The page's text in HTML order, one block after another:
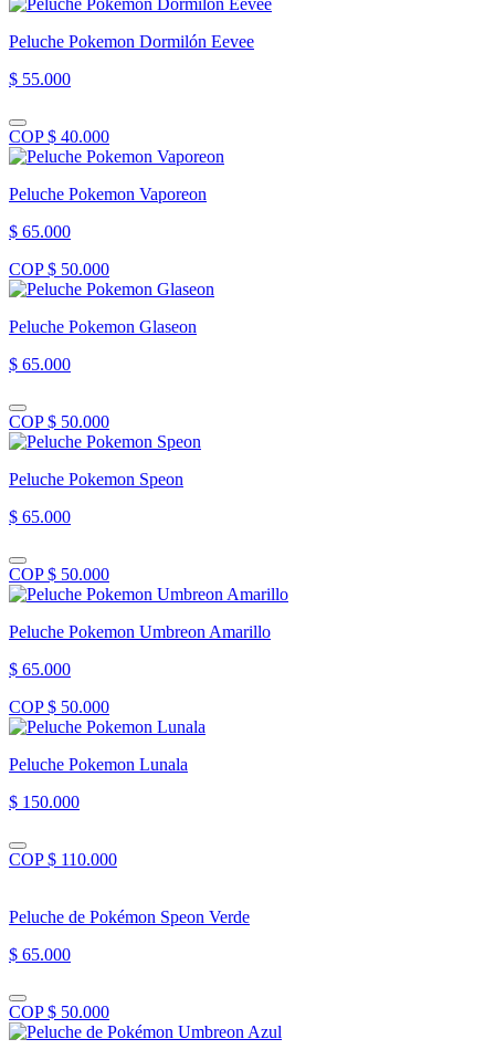
Peluche Pokemon Dormilón Eevee
$ 55.000
COP $ 40.000
Peluche Pokemon Vaporeon
$ 65.000
COP $ 50.000
Peluche Pokemon Glaseon
$ 65.000
COP $ 50.000
Peluche Pokemon Speon
$ 65.000
COP $ 50.000
Peluche Pokemon Umbreon Amarillo
$ 65.000
COP $ 50.000
Peluche Pokemon Lunala
$ 150.000
COP $ 110.000
Peluche de Pokémon Speon Verde
$ 65.000
COP $ 50.000